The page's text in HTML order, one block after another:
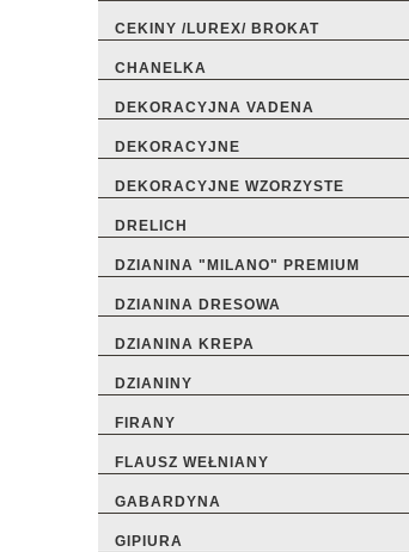
CEKINY /LUREX/ BROKAT
CHANELKA
DEKORACYJNA VADENA
DEKORACYJNE
DEKORACYJNE WZORZYSTE
DRELICH
DZIANINA "MILANO" PREMIUM
DZIANINA DRESOWA
DZIANINA KREPA
DZIANINY
FIRANY
FLAUSZ WEŁNIANY
GABARDYNA
GIPIURA